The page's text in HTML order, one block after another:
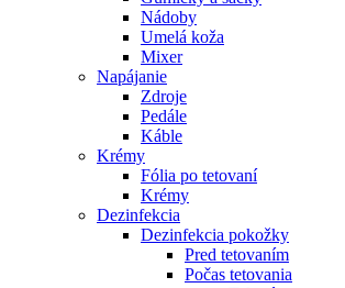
Nádoby
Umelá koža
Mixer
Napájanie
Zdroje
Pedále
Káble
Krémy
Fólia po tetovaní
Krémy
Dezinfekcia
Dezinfekcia pokožky
Pred tetovaním
Počas tetovania